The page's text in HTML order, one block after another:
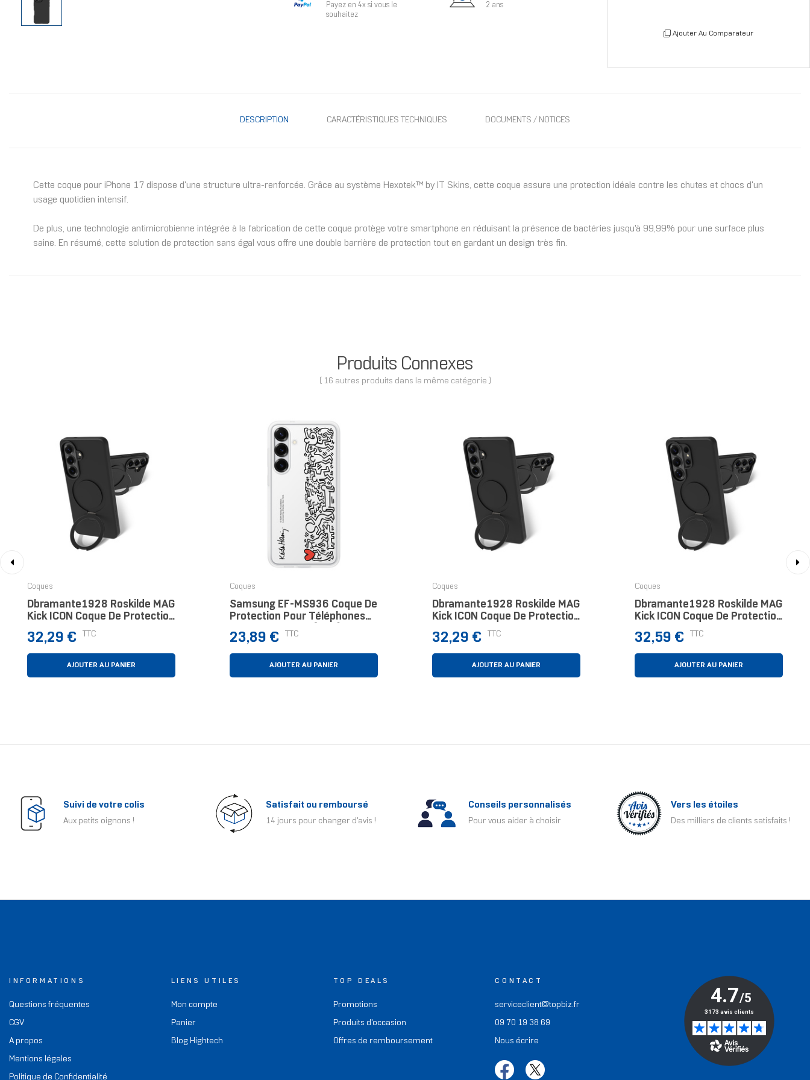
Payez en 4x si vous le
souhaitez
2 ans
Ajouter Au Comparateur
DESCRIPTION CARACTÉRISTIQUES TECHNIQUES DOCUMENTS / NOTICES
Cette coque pour iPhone 17 dispose d'une structure ultra-renforcée. Grâce au système Hexotek™ by IT Skins, cette coque assure une protection idéale contre les chutes et chocs d'un
usage quotidien intensif.
De plus, une technologie antimicrobienne intégrée à la fabrication de cette coque protège votre smartphone en réduisant la présence de bactéries jusqu'à 99,99% pour une surface plus
saine. En résumé, cette solution de protection sans égal vous offre une double barrière de protection tout en gardant un design très fin.
Produits Connexes
( 16 autres produits dans la même catégorie )
Coques
Dbramante1928 Roskilde MAG
Kick ICON Coque De Protection
Pour Téléphones Portables 16
Cm (6.3") Housse Marine
Prix
32,29 € TTC
AJOUTER AU PANIER
Coques
Samsung EF-MS936 Coque De
Protection Pour Téléphones
Portables 17 Cm (6.7")
Housse Multicolore, Blanc
Prix
23,89 € TTC
AJOUTER AU PANIER
Coques
Dbramante1928 Roskilde MAG
Kick ICON Coque De Protection
Pour Téléphones Portables 17
Cm (6.7") Housse Marine
Prix
32,29 € TTC
AJOUTER AU PANIER
Coques
Dbramante1928 Roskilde MAG
Kick ICON Coque De Protection
Pour Téléphones Portables
17,5 Cm (6.9") Housse Marine
Prix
32,59 € TTC
AJOUTER AU PANIER
Suivi de votre colis
Aux petits oignons !
Satisfait ou remboursé
14 jours pour changer d'avis !
Conseils personnalisés
Pour vous aider à choisir
Vers les étoiles
Des milliers de clients satisfaits !
INFORMATIONS
Questions fréquentes
CGV
A propos
Mentions légales
Politique de Confidentialité
LIENS UTILES
Mon compte
Panier
Blog Hightech
TOP DEALS
Promotions
Produits d'occasion
Offres de remboursement
CONTACT
serviceclient@topbiz.fr
09 70 19 38 69
Nous écrire